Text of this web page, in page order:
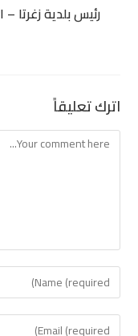
رئيس بلدية زغرتا
اترك تعليقاً